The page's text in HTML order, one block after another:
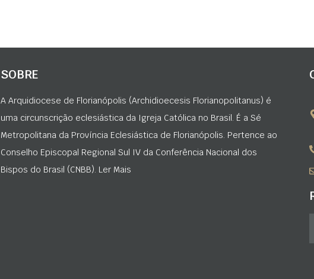
SOBRE
A Arquidiocese de Florianópolis (Archidioecesis Florianopolitanus) é
uma circunscrição eclesiástica da Igreja Católica no Brasil. É a Sé
Metropolitana da Província Eclesiástica de Florianópolis. Pertence ao
Conselho Episcopal Regional Sul IV da Conferência Nacional dos
Bispos do Brasil (CNBB). Ler Mais